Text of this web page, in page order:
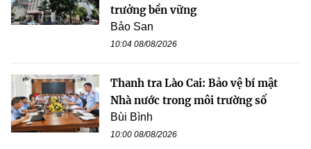
trưởng bền vững
Bảo San
10:04 08/08/2026
Thanh tra Lào Cai: Bảo vệ bí mật
Nhà nước trong môi trường số
Bùi Bình
10:00 08/08/2026